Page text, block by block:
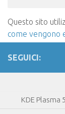
Questo sito
come vengono
SEGUICI:
KDE